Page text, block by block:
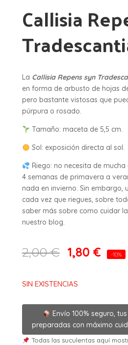
Callisia
La Callisia Repens syn
en forma de arbusto de hojas
pero bastante vistosas que
púrpura o rosado.
Tamaño: maceta de 5,5 cm.
Sol: exposición directa al sol.
Riego: no necesita de
4 semanas de primavera a
nada en invierno. Sin embargo,
cada vez que riegues, sobre
saber más sobre como cuidar
nuestro blog.
2,00€ 1,80 € -10%
SIN EXISTENCIAS
Envío 100% seguro,
preparadas con máximo
Todas las suculentas aquí